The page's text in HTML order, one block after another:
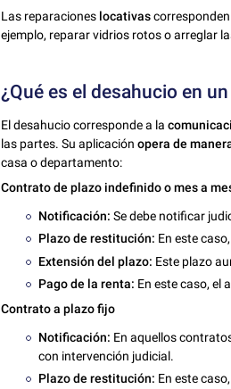
Las reparaciones locativas
ejemplo, reparar vidrios rotos o arreglar
¿Qué es el desahucio en
El desahucio corresponde a la
las partes. Su aplicaciónopera de
casa o departamento:
Contrato de plazo indefinido o mes a
Notificación:Se debe notificar
Plazo de restitución: En este
Extensión del plazo: Este plazo
Pago de la renta: En este caso, el
Contrato a plazo fijo
Notificación: En aquellos
con intervención judicial.
Plazo de restitución: En este